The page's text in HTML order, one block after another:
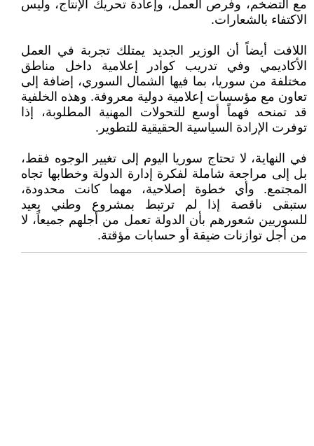
مع التضخم، وفرص العمل، وإعادة تحريك الإنتاج، وليس
الاكتفاء بالشعارات.
اللافت أيضاً أن الوزير الجديد يمتلك تجربة في العمل
الأكاديمي وفي تدريب كوادر إعلامية داخل مناطق
مختلفة من سوريا، بما فيها الشمال السوري، إضافة إلى
تعاون مع مؤسسات إعلامية دولية معروفة. وهذه الخلفية
قد تمنحه فهماً أوسع للتحولات المهنية المطلوبة، إذا
توفرت الإرادة السياسية الحقيقية للتطوير.
في النهاية، لا تحتاج سوريا اليوم إلى تغيير الوجوه فقط،
بل إلى مراجعة شاملة لفكرة إدارة الدولة وخطابها تجاه
المجتمع. وأي خطوة إصلاحية، مهما كانت محدودة،
ستبقى ناقصة إذا لم ترتبط بمشروع وطني يعيد
للسوريين شعورهم بأن الدولة تعمل من أجلهم جميعاً، لا
من أجل توازنات ضيقة أو حسابات مؤقتة.